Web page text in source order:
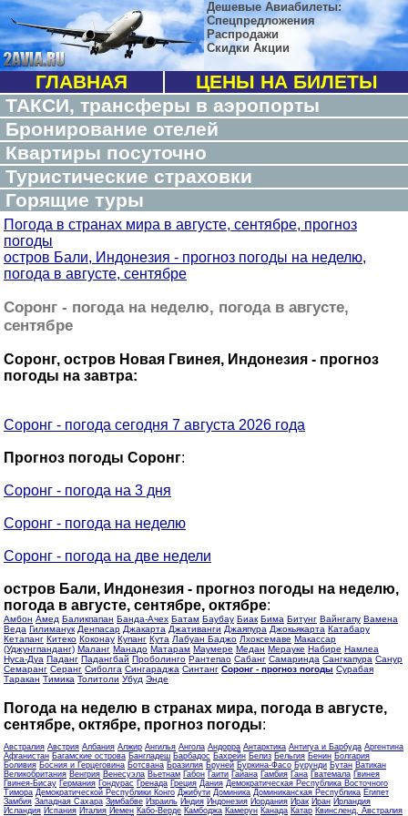
Дешевые Авиабилеты:
Спецпредложения
Распродажи
Скидки Акции
ГЛАВНАЯ
ЦЕНЫ НА БИЛЕТЫ
ТАКСИ, трансферы в аэропорты
Бронирование отелей
Квартиры посуточно
Туристические страховки
Горящие туры
Погода в странах мира в августе, сентябре, прогноз
погоды
остров Бали, Индонезия - прогноз погоды на неделю,
погода в августе, сентябре
Соронг - погода на неделю, погода в августе,
сентябре
Соронг, остров Новая Гвинея, Индонезия - прогноз
погоды на завтра:
Соронг - погода сегодня 7 августа 2026 года
Прогноз погоды Соронг:
Соронг - погода на 3 дня
Соронг - погода на неделю
Соронг - погода на две недели
остров Бали, Индонезия - прогноз погоды на неделю,
погода в августе, сентябре, октябре:
Амбон Амед Баликпапан Банда-Ачех Батам Баубау Биак Бима Битунг Вайнгапу Вамена
Веда Гилиманук Денпасар Джакарта Джативанги Джаяпура Джокьякарта Катабару
Кетапанг Китеко Коконау Купанг Кута Лабуан Баджо Лхоксемаве Макассар
(Уджунгпанданг) Маланг Манадо Матарам Маумере Медан Мерауке Набире Намлеа
Нуса-Дуа Паданг Падангбай Проболинго Рантепао Сабанг Самаринда Сангкапура Санур
Семаранг Серанг Сиболга Сингараджа Синтанг Соронг - прогноз погоды Сурабая
Таракан Тимика Толитоли Убуд Энде
Погода на неделю в странах мира, погода в августе,
сентябре, октябре, прогноз погоды:
Австралия Австрия Албания Алжир Ангилья Ангола Андорра Антарктика Антигуа и Барбуда Аргентина
Афганистан Багамские острова Бангладеш Барбадос Бахрейн Белиз Бельгия Бенин Болгария
Боливия Босния и Герцеговина Ботсвана Бразилия Бруней Буркина-Фасо Бурунди Бутан Ватикан
Великобритания Венгрия Венесуэла Вьетнам Габон Гаити Гайана Гамбия Гана Гватемала Гвинея
Гвинея-Бисау Германия Гондурас Гренада Греция Дания Демократическая Республика Восточного
Тимора Демократической Республики Конго Джибути Доминика Доминиканская Республика Египет
Замбия Западная Сахара Зимбабве Израиль Индия Индонезия Иордания Ирак Иран Ирландия
Исландия Испания Италия Йемен Кабо-Верде Камбоджа Камерун Канада Катар Квинсленд, Австралия